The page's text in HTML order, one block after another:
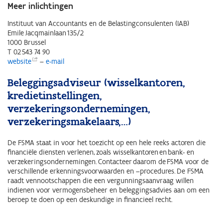
Meer inlichtingen
Instituut van Accountants en de Belastingconsulenten (IAB)
Emile Jacqmainlaan 135/2
1000 Brussel
T 02 543 74 90
website
– e-mail
Beleggingsadviseur (wisselkantoren,
kredietinstellingen,
verzekeringsondernemingen,
verzekeringsmakelaars,…)
De FSMA staat in voor het toezicht op een hele reeks actoren die
financiële diensten verlenen, zoals wisselkantoren en bank- en
verzekeringsondernemingen. Contacteer daarom de FSMA voor de
verschillende erkenningsvoorwaarden en –procedures. De FSMA
raadt vennootschappen die een vergunningsaanvraag willen
indienen voor vermogensbeheer en beleggingsadvies aan om een
beroep te doen op een deskundige in financieel recht.